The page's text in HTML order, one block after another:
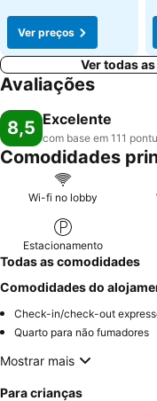
Ver preços
Ver todas
Avaliações
8,5 Excelente
com base em 111
Comodidades
Wi-fi no lobby
Estacionamento
Todas as comodidades
Comodidades do
Check-in/check-out
Quarto para não fumadores
Mostrar mais
Para crianças